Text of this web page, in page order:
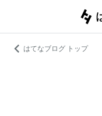
はてなブログ トップ